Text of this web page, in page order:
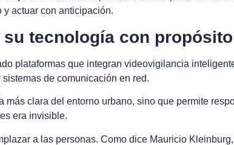
y actuar con anticipación.
tecnología con propósito
plataformas que integran videovigilancia
de comunicación en red.
más clara del entorno urbano, sino que permite
era invisible.
a las personas. Como dice Mauricio